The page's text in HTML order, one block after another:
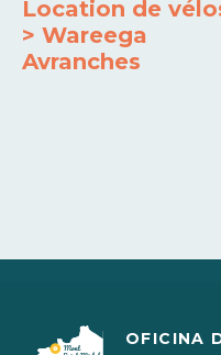
Frigorífico-Congelador
Location de
> Wareega
Avranches
OFICINA